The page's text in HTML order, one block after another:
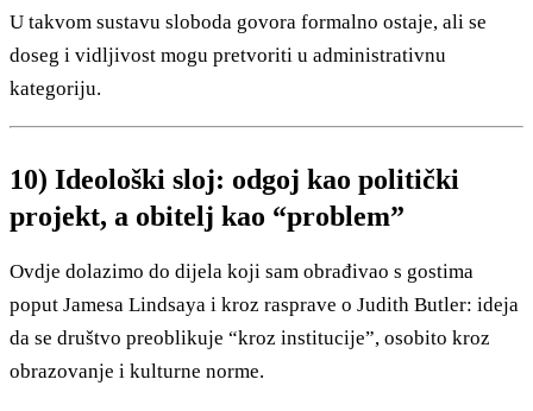
U takvom sustavu sloboda govora formalno ostaje, ali se
doseg i vidljivost mogu pretvoriti u administrativnu
kategoriju.
10) Ideološki sloj: odgoj kao politički
projekt, a obitelj kao “problem”
Ovdje dolazimo do dijela koji sam obrađivao s gostima
poput Jamesa Lindsaya i kroz rasprave o Judith Butler: ideja
da se društvo preoblikuje “kroz institucije”, osobito kroz
obrazovanje i kulturne norme.